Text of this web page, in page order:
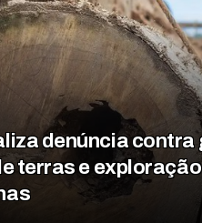
denúncia contra
terras e